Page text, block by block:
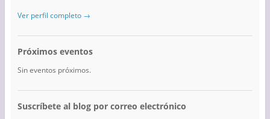
Ver perfil completo →
Próximos eventos
Sin eventos próximos.
Suscríbete al blog por correo electrónico